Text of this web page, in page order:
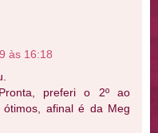
às 16:18
preferi o 2º ao
afinal é da Meg